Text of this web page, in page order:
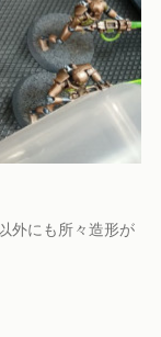
外にも所々造形が